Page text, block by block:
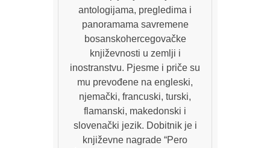
antologijama, pregledima i
panoramama savremene
bosanskohercegovačke
književnosti u zemlji i
inostranstvu. Pjesme i priče su
mu prevođene na engleski,
njemački, francuski, turski,
flamanski, makedonski i
slovenački jezik. Dobitnik je i
književne nagrade “Pero